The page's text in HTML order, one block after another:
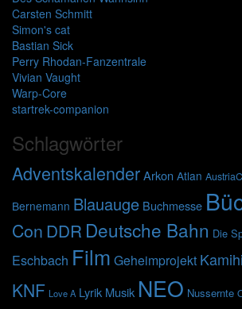
Carsten Schmitt
Simon's cat
Bastian Sick
Perry Rhodan-Fanzentrale
Vivian Vaught
Warp-Core
startrek-companion
Schlagwörter
AdventskalenderArkon Atlan
Bernemann Blauauge Buchmesse
Con DDR Deutsche Bahn Die
Eschbach Film Geheimprojekt
KNF Love A Lyrik Musik NEO Nussernte